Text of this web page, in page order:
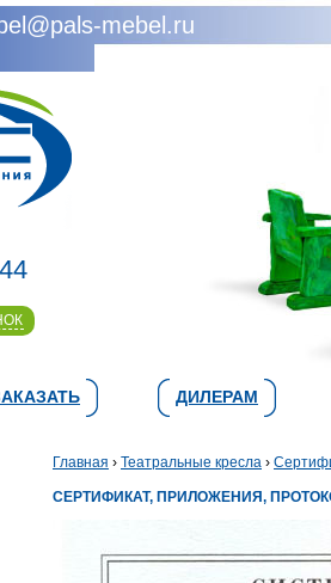
mebel.ru
ДИЛЕРАМ
Главная › Театральные кресла ›
СЕРТИФИКАТ, ПРИЛОЖЕНИЯ,